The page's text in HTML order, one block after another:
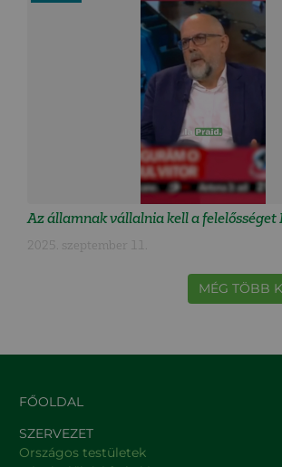
Az államnak vállalnia kell a felelősséget
2025. szeptember 11.
MÉG TÖBB
FŐOLDAL
SZERVEZET
Országos testületek